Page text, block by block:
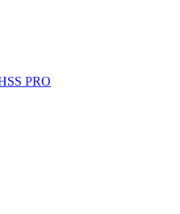
PRO